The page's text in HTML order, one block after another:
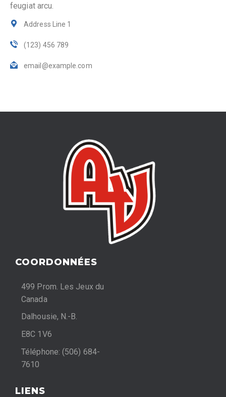
feugiat arcu.
Address Line 1
(123) 456 789
email@example.com
COORDONNÉES
499 Prom. Les Jeux du
Canada
Dalhousie, N.-B.
E8C 1V6
Téléphone: (506) 684-
7610
LIENS